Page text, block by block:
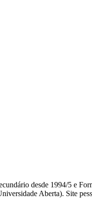
desde 1994/5 e
Aberta). Site